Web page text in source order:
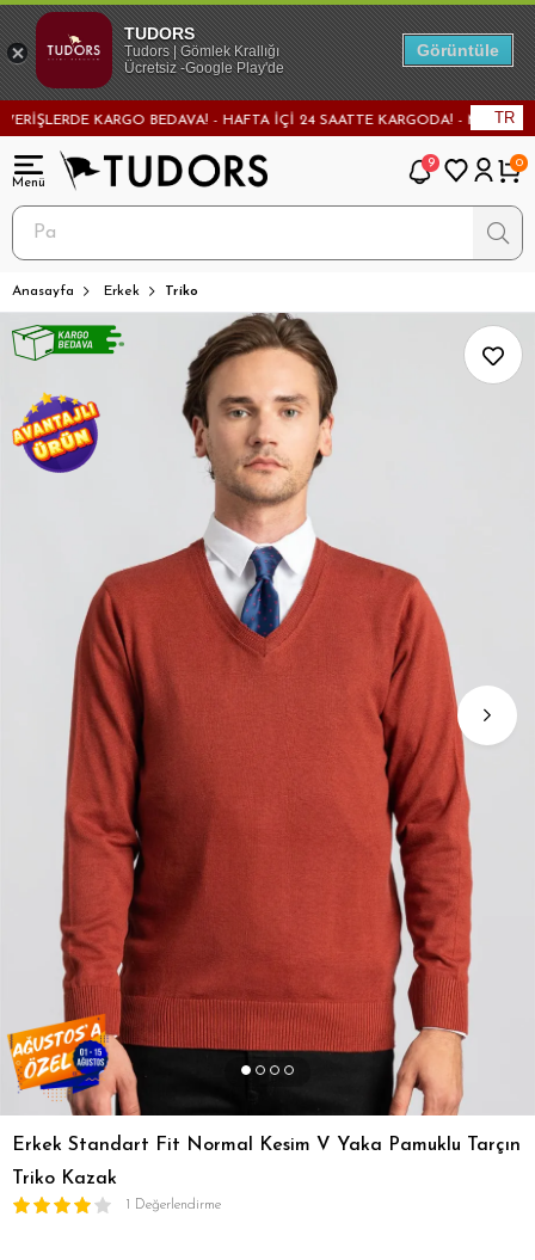
KARGO BEDAVA! - HAFTA İÇİ 24 SAATTE KARGODA! - MAĞAZADAN
TR
9 0
Anasayfa Erkek Triko
Erkek Standart Fit Normal Kesim V Yaka Pamuklu Tarçın
Triko Kazak
1 Değerlendirme
TUDORS
Tudors | Gömlek Krallığı
Ücretsiz -Google Play'de
Görüntüle